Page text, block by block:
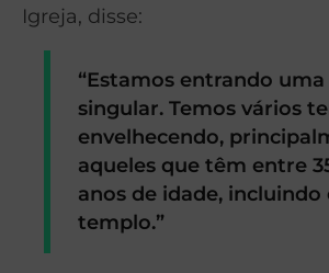
Igreja, disse:
“Estamos entrando uma
singular. Temos vários
envelhecendo,
aqueles que têm entre
anos de idade, incluindo
templo.”